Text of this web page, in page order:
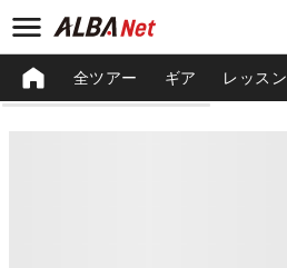
全ツアー ギア レッスン